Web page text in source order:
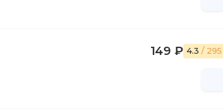
149 ₽ 4.3 / 295